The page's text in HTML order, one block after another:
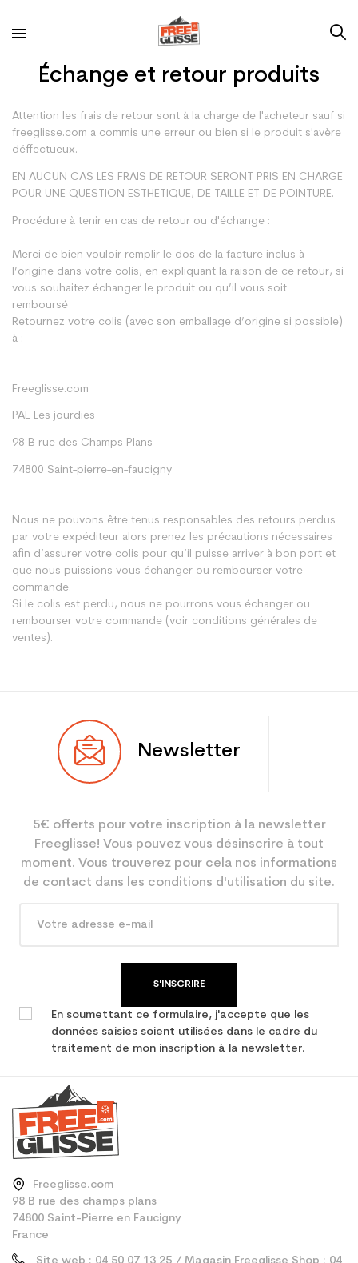
Échange et retour produits
Attention les frais de retour sont à la charge de l'acheteur sauf si
freeglisse.com a commis une erreur ou bien si le produit s'avère
déffectueux.
EN AUCUN CAS LES FRAIS DE RETOUR SERONT PRIS EN CHARGE
POUR UNE QUESTION ESTHETIQUE, DE TAILLE ET DE POINTURE.
Procédure à tenir en cas de retour ou d'échange :
Merci de bien vouloir remplir le dos de la facture inclus à
l’origine dans votre colis, en expliquant la raison de ce retour, si
vous souhaitez échanger le produit ou qu’il vous soit
remboursé
Retournez votre colis (avec son emballage d’origine si possible)
à :
Freeglisse.com
PAE Les jourdies
98 B rue des Champs Plans
74800 Saint-pierre-en-faucigny
Nous ne pouvons être tenus responsables des retours perdus
par votre expéditeur alors prenez les précautions nécessaires
afin d’assurer votre colis pour qu’il puisse arriver à bon port et
que nous puissions vous échanger ou rembourser votre
commande.
Si le colis est perdu, nous ne pourrons vous échanger ou
rembourser votre commande (voir conditions générales de
ventes).
Newsletter
5€ offerts pour votre inscription à la newsletter
Freeglisse! Vous pouvez vous désinscrire à tout
moment. Vous trouverez pour cela nos informations
de contact dans les conditions d'utilisation du site.
S'INSCRIRE
En soumettant ce formulaire, j'accepte que les
données saisies soient utilisées dans le cadre du
traitement de mon inscription à la newsletter.
Freeglisse.com
98 B rue des champs plans
74800 Saint-Pierre en Faucigny
France